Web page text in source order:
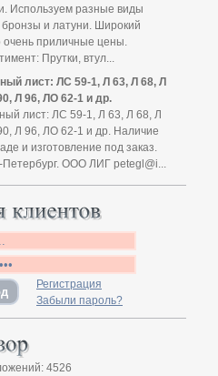
Используем разные виды
бронзы и латуни. Широкий
приличные цены.
Прутки, втул...
лист: ЛС 59-1, Л 63, Л 68, Л
Л 96, ЛО 62-1 и др.
лист: ЛС 59-1, Л 63, Л 68, Л
Л 96, ЛО 62-1 и др. Наличие
и изготовление под заказ.
Петербург. ООО ЛИГ petegl@i...
Регистрация
Забыли пароль?
4526